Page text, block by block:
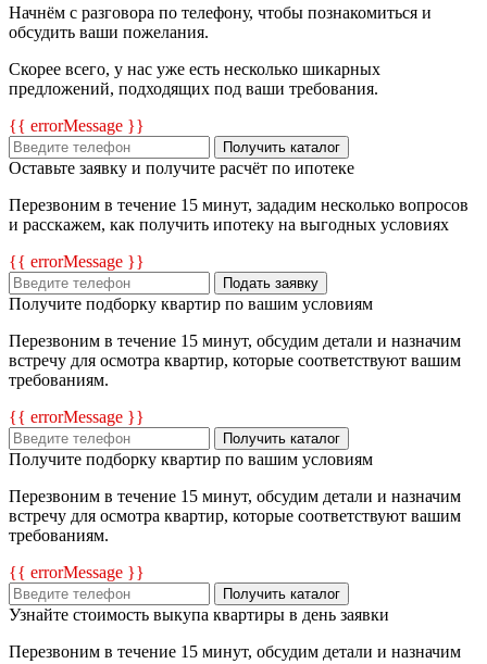
Начнём с разговора по телефону, чтобы познакомиться и
обсудить ваши пожелания.
Скорее всего, у нас уже есть несколько шикарных
предложений, подходящих под ваши требования.
{{ errorMessage }}
Получить каталог
Оставьте заявку и получите расчёт по ипотеке
Перезвоним в течение 15 минут, зададим несколько вопросов
и расскажем, как получить ипотеку на выгодных условиях
{{ errorMessage }}
Подать заявку
Получите подборку квартир по вашим условиям
Перезвоним в течение 15 минут, обсудим детали и назначим
встречу для осмотра квартир, которые соответствуют вашим
требованиям.
{{ errorMessage }}
Получить каталог
Получите подборку квартир по вашим условиям
Перезвоним в течение 15 минут, обсудим детали и назначим
встречу для осмотра квартир, которые соответствуют вашим
требованиям.
{{ errorMessage }}
Получить каталог
Узнайте стоимость выкупа квартиры в день заявки
Перезвоним в течение 15 минут, обсудим детали и назначим